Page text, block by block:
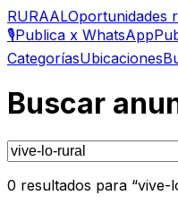
RURAALOportunidades
🎙️Publica x WhatsApp
CategoríasUbicaciones
Buscar
0 resultados para “vive-